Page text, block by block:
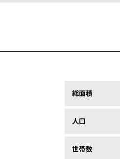
総面積
人口
世帯数